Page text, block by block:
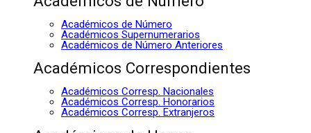
Académicos de Número
Académicos Supernumerarios
Académicos de Número Anteriores
Académicos Correspondientes
Académicos Corresp. Nacionales
Académicos Corresp. Honorarios
Académicos Corresp. Extranjeros